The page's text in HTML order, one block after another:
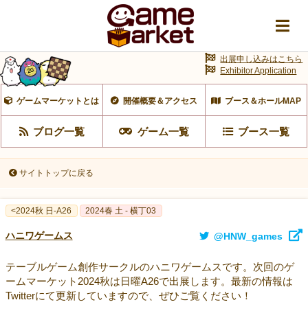
ゲームマーケットとは 開催概要＆アクセス ブース＆ホールMAP
ブログ一覧 ゲーム一覧 ブース一覧
出展申し込みはこちら
Exhibitor Application
サイトトップに戻る
<2024秋 日-A26 2024春 土 - 横丁03
ハニワゲームス @HNW_games
テーブルゲーム創作サークルのハニワゲームスです。次回のゲ
ームマーケット2024秋は日曜A26で出展します。最新の情報は
Twitterにて更新していますので、ぜひご覧ください！